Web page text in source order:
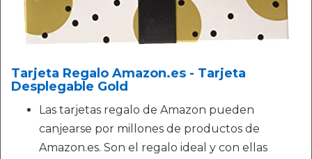
Tarjeta Regalo Amazon.es - Tarjeta
Desplegable Gold
Las tarjetas regalo de Amazon pueden
canjearse por millones de productos de
Amazon.es. Son el regalo ideal y con ellas